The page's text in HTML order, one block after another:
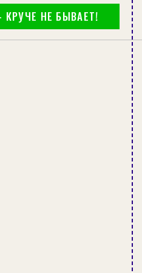
при
для
требует замены, но
отсыревают, то
правильную
этого в
местах делают
то необходимо
и устранить ее.
и зафиксировать
бревен можно
НЕ БЫВАЕТ!